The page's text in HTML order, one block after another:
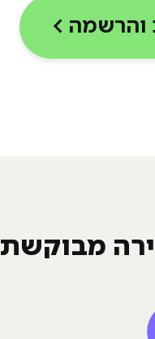
והרשמה >
מבוקשת